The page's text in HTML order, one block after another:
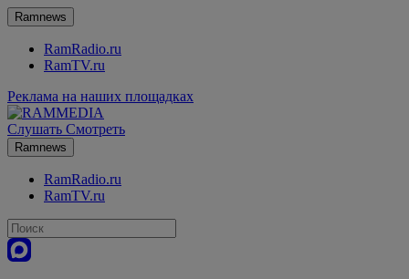
Ramnews
RamRadio.ru
RamTV.ru
Реклама на наших площадках
Слушать Смотреть
Ramnews
RamRadio.ru
RamTV.ru